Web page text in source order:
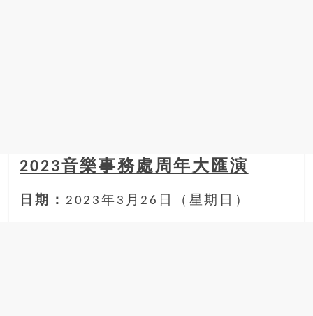
2023音樂事務處周年大匯演
日期： 2023年3月26日（星期日）